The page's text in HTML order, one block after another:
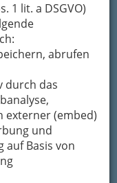
1 lit. a DSGVO)
abrufen
durch das
externer (embed)
und
auf Basis von
Meetup
Meetup
in der
. Begrüßt
vonDagmar
und